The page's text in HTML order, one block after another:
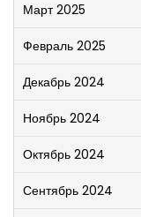
Март 2025
Февраль 2025
Декабрь 2024
Ноябрь 2024
Октябрь 2024
Сентябрь 2024